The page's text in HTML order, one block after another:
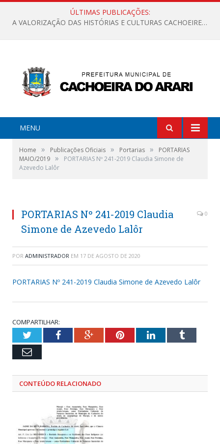
ÚLTIMAS PUBLICAÇÕES:
A VALORIZAÇÃO DAS HISTÓRIAS E CULTURAS CACHOEIRENSES
MENU
Home » Publicações Oficiais » Portarias »
PORTARIAS
MAIO/2019 »
PORTARIAS Nº 241-2019 Claudia Simone de
Azevedo Lalôr
PORTARIAS Nº 241-2019 Claudia
Simone de Azevedo Lalôr
0
POR ADMINISTRADOR EM 17 DE AGOSTO DE 2020
PORTARIAS Nº 241-2019 Claudia Simone de Azevedo Lalôr
COMPARTILHAR:
TwitterFacebookGoogle+PinterestLinkedInTumblr
Email
CONTEÚDO RELACIONADO